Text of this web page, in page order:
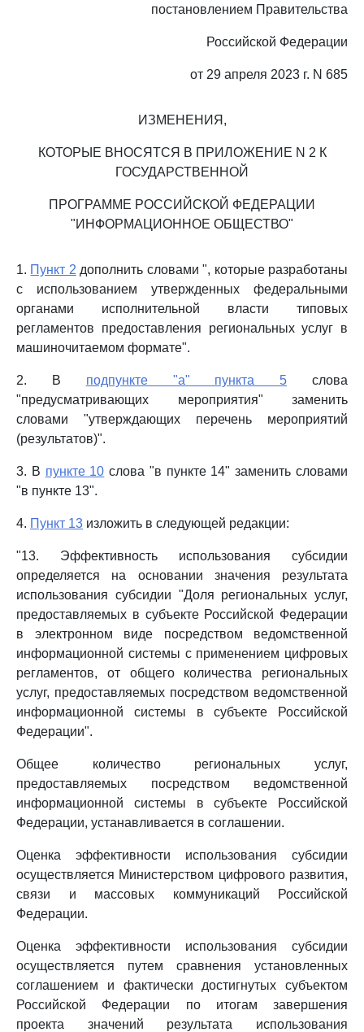
постановлением Правительства
Российской Федерации
от 29 апреля 2023 г. N 685
ИЗМЕНЕНИЯ,
КОТОРЫЕ ВНОСЯТСЯ В ПРИЛОЖЕНИЕ N 2 К
ГОСУДАРСТВЕННОЙ
ПРОГРАММЕ РОССИЙСКОЙ ФЕДЕРАЦИИ
"ИНФОРМАЦИОННОЕ ОБЩЕСТВО"
1. Пункт 2 дополнить словами ", которые разработаны
с использованием утвержденных федеральными
органами исполнительной власти типовых
регламентов предоставления региональных услуг в
машиночитаемом формате".
2. В подпункте "а" пункта 5 слова
"предусматривающих мероприятия" заменить
словами "утверждающих перечень мероприятий
(результатов)".
3. В пункте 10 слова "в пункте 14" заменить словами
"в пункте 13".
4. Пункт 13 изложить в следующей редакции:
"13. Эффективность использования субсидии
определяется на основании значения результата
использования субсидии "Доля региональных услуг,
предоставляемых в субъекте Российской Федерации
в электронном виде посредством ведомственной
информационной системы с применением цифровых
регламентов, от общего количества региональных
услуг, предоставляемых посредством ведомственной
информационной системы в субъекте Российской
Федерации".
Общее количество региональных услуг,
предоставляемых посредством ведомственной
информационной системы в субъекте Российской
Федерации, устанавливается в соглашении.
Оценка эффективности использования субсидии
осуществляется Министерством цифрового развития,
связи и массовых коммуникаций Российской
Федерации.
Оценка эффективности использования субсидии
осуществляется путем сравнения установленных
соглашением и фактически достигнутых субъектом
Российской Федерации по итогам завершения
проекта значений результата использования